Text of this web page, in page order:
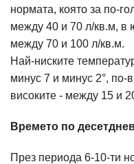
нормата, която за по-
между 40 и 70 л/кв.м, в
между 70 и 100 л/кв.м.
Най-ниските
минус 7 и минус 2°, по-
високите - между 15 и
Времето по
През периода 6-10-ти